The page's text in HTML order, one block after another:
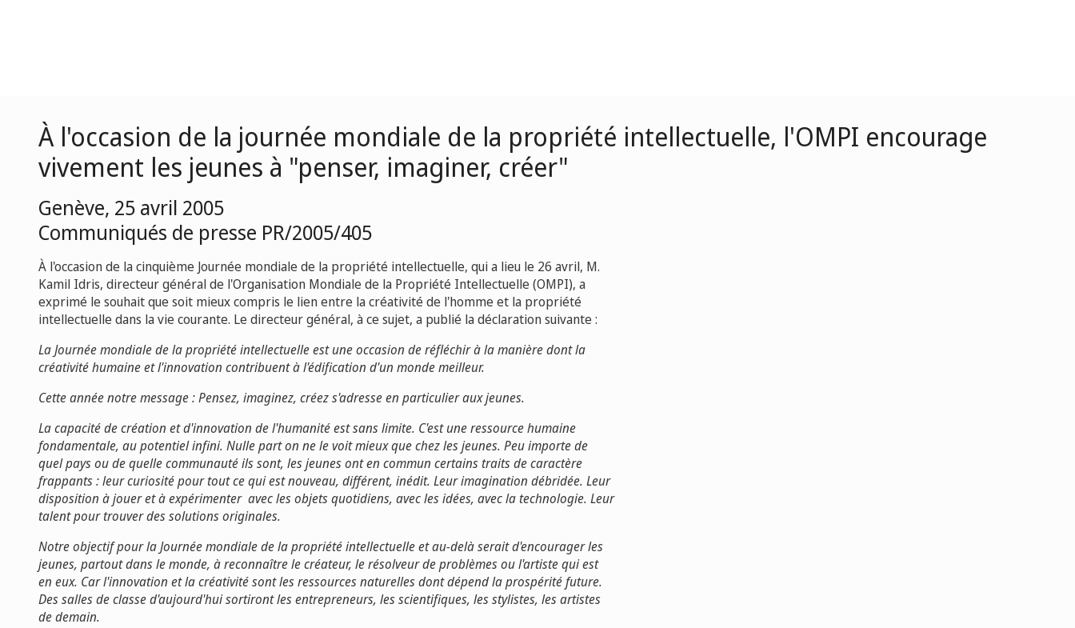
À l'occasion de la journée mondiale de la propriété intellectuelle, l'OMPI encourage
vivement les jeunes à "penser, imaginer, créer"
Genève, 25 avril 2005
Communiqués de presse PR/2005/405
À l'occasion de la cinquième Journée mondiale de la propriété intellectuelle, qui a lieu le 26 avril, M.
Kamil Idris, directeur général de l'Organisation Mondiale de la Propriété Intellectuelle (OMPI), a
exprimé le souhait que soit mieux compris le lien entre la créativité de l'homme et la propriété
intellectuelle dans la vie courante. Le directeur général, à ce sujet, a publié la déclaration suivante :
La Journée mondiale de la propriété intellectuelle est une occasion de réfléchir à la manière dont la
créativité humaine et l'innovation contribuent à l'édification d'un monde meilleur.
Cette année notre message : Pensez, imaginez, créez s'adresse en particulier aux jeunes.
La capacité de création et d'innovation de l'humanité est sans limite. C'est une ressource humaine
fondamentale, au potentiel infini. Nulle part on ne le voit mieux que chez les jeunes. Peu importe de
quel pays ou de quelle communauté ils sont, les jeunes ont en commun certains traits de caractère
frappants : leur curiosité pour tout ce qui est nouveau, différent, inédit. Leur imagination débridée. Leur
disposition à jouer et à expérimenter  avec les objets quotidiens, avec les idées, avec la technologie. Leur
talent pour trouver des solutions originales.
Notre objectif pour la Journée mondiale de la propriété intellectuelle et au-delà serait d'encourager les
jeunes, partout dans le monde, à reconnaître le créateur, le résolveur de problèmes ou l'artiste qui est
en eux. Car l'innovation et la créativité sont les ressources naturelles dont dépend la prospérité future.
Des salles de classe d'aujourd'hui sortiront les entrepreneurs, les scientifiques, les stylistes, les artistes
de demain.